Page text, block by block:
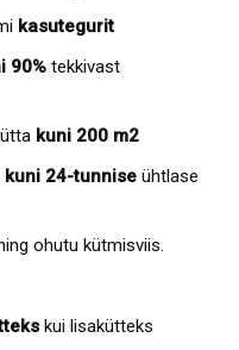
kasutegurit
90% tekkivast
kuni 200 m2
kuni 24-tunnise ühtlase
ohutu kütmisviis.
kui lisakütteks